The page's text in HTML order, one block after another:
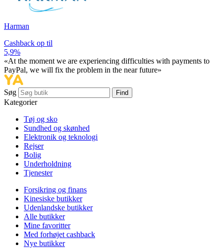
Harman
Cashback op til
5,9%
«At the moment we are experiencing difficulties with payments to
PayPal, we will fix the problem in the near future»
Søg Find
Kategorier
Tøj og sko
Sundhed og skønhed
Elektronik og teknologi
Rejser
Bolig
Underholdning
Tjenester
Forsikring og finans
Kinesiske butikker
Udenlandske butikker
Alle butikker
Mine favoritter
Med forhøjet cashback
Nye butikker